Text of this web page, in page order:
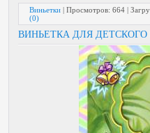
Виньетки | Просмотров: 664 |
(0)
ВИНЬЕТКА ДЛЯ